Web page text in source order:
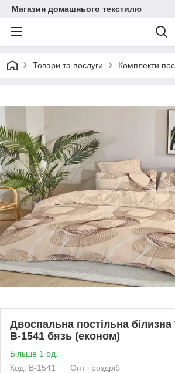
Магазин домашнього текстилю
Товари та послуги Комплекти
Двоспальна постільна білизна
В-1541 бязь (економ)
Більше 1 од.
Код: В-1541
Опт і роздріб